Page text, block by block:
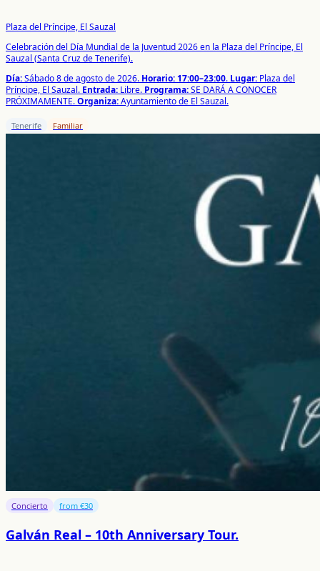
Plaza del Príncipe, El Sauzal
Celebración del Día Mundial de la Juventud 2026 en la Plaza del Príncipe, El
Sauzal (Santa Cruz de Tenerife).
Día:Sábado 8 de agosto de 2026. Horario:17:00–23:00. Lugar: Plaza del
Príncipe, El Sauzal. Entrada: Libre. Programa:SE DARÁ A CONOCER
PRÓXIMAMENTE.Organiza:Ayuntamiento de El Sauzal.
Tenerife Familiar
Concierto from €30
Galván Real – 10th Anniversary Tour.